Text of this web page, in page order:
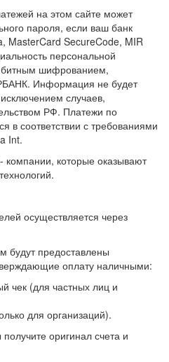
на этом сайте может
пароля, если ваш банк
MasterCard SecureCode, MIR
персональной
шифрованием,
Информация не будет
случаев,
РФ. Платежи по
в соответствии с требованиями
Int.
компании, которые оказывают
осуществляется через
будут предоставлены
оплату наличными:
чек (для частных лиц и
для организаций).
оригинал счета и